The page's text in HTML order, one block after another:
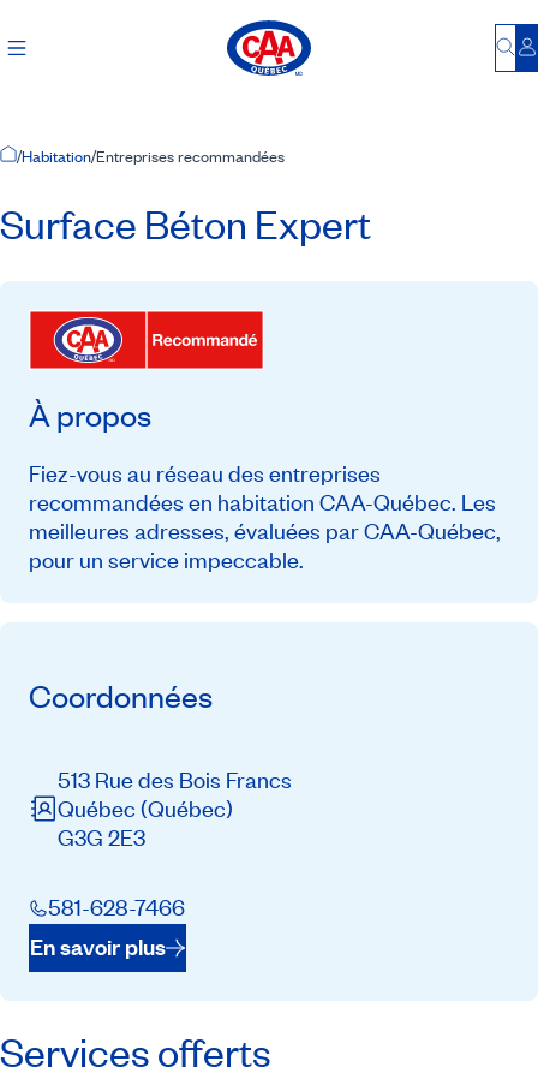
Accueil
/Habitation/Entreprises recommandées
Surface Béton Expert
À propos
Fiez-vous au réseau des entreprises
recommandées en habitation CAA-Québec. Les
meilleures adresses, évaluées par CAA-Québec,
pour un service impeccable.
Coordonnées
513 Rue des Bois Francs
Québec (Québec)
G3G 2E3
581-628-7466
En savoir plus
Services offerts